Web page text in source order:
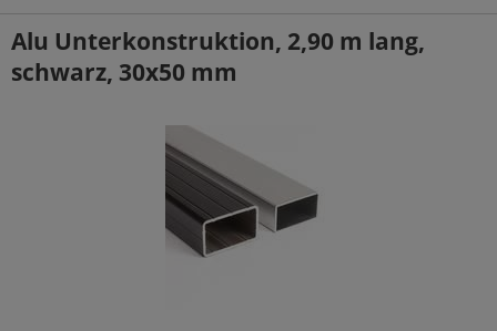
Alu Unterkonstruktion, 2,90 m lang,
schwarz, 30x50 mm